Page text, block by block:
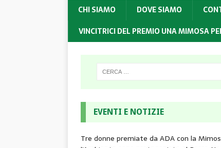
CHI SIAMO DOVE SIAMO
VINCITRICI DEL PREMIO UNA MIMOSA
EVENTI E NOTIZIE
Tre donne premiate da ADA con la